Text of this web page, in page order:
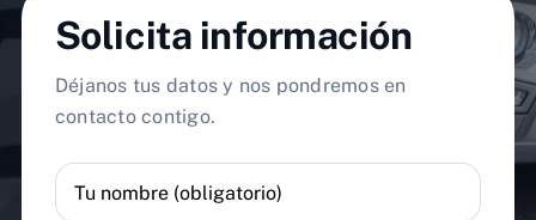
Solicita información
Déjanos tus datos y nos pondremos en
contacto contigo.